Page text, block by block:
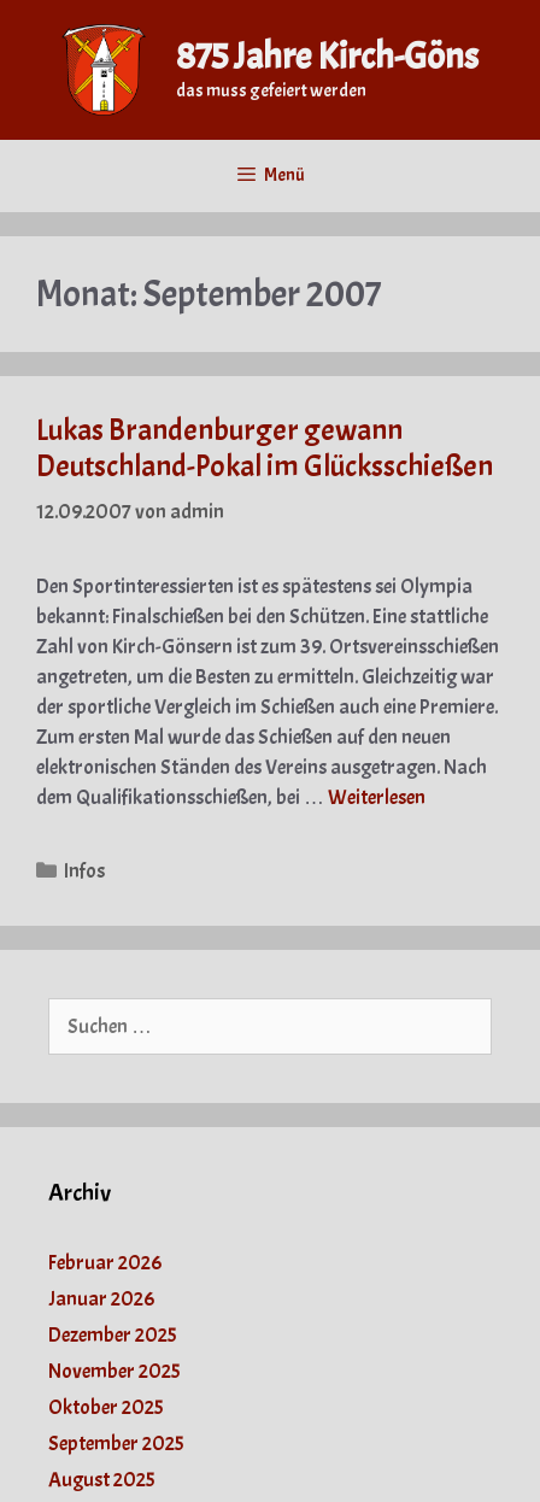
springen
875 Jahre Kirch-Göns
das muss gefeiert werden
Menü
Monat:September 2007
Lukas Brandenburger gewann
Deutschland-Pokal im Glücksschießen
12.09.2007von admin
Den Sportinteressierten ist es spätestens sei Olympia
bekannt: Finalschießen bei den Schützen. Eine stattliche
Zahl von Kirch-Gönsern ist zum 39. Ortsvereinsschießen
angetreten, um die Besten zu ermitteln. Gleichzeitig war
der sportliche Vergleich im Schießen auch eine Premiere.
Zum ersten Mal wurde das Schießen auf den neuen
elektronischen Ständen des Vereins ausgetragen. Nach
dem Qualifikationsschießen, bei … Weiterlesen
Kategorien
Infos
Suche
Archiv
Februar 2026
Januar 2026
Dezember 2025
November 2025
Oktober 2025
September 2025
August 2025